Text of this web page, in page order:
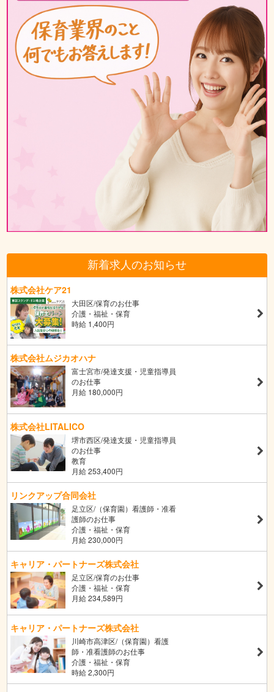
新着求人のお知らせ
株式会社ケア21
大田区/保育のお仕事
介護・福祉・保育
時給 1,400円
株式会社ムジカオハナ
富士宮市/発達支援・児童指導員
のお仕事
月給 180,000円
株式会社LITALICO
堺市西区/発達支援・児童指導員
のお仕事
教育
月給 253,400円
リンクアップ合同会社
足立区/（保育園）看護師・准看
護師のお仕事
介護・福祉・保育
月給 230,000円
キャリア・パートナーズ株式会社
足立区/保育のお仕事
介護・福祉・保育
月給 234,589円
キャリア・パートナーズ株式会社
川崎市高津区/（保育園）看護
師・准看護師のお仕事
介護・福祉・保育
時給 2,300円